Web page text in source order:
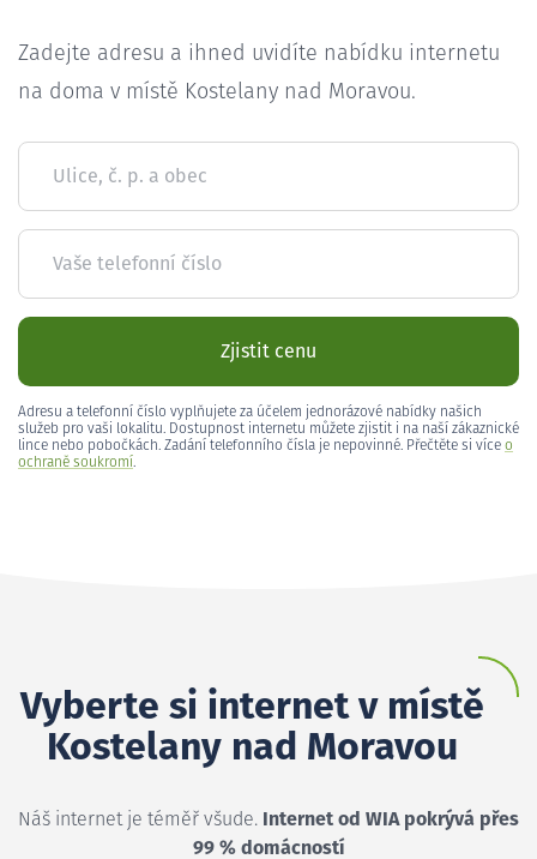
Zadejte adresu a ihned uvidíte nabídku internetu
na doma v místě Kostelany nad Moravou.
Ulice, č. p. a obec
Vaše telefonní číslo
Zjistit cenu
Adresu a telefonní číslo vyplňujete za účelem jednorázové nabídky našich
služeb pro vaši lokalitu. Dostupnost internetu můžete zjistit i na naší zákaznické
lince nebo pobočkách. Zadání telefonního čísla je nepovinné. Přečtěte si více o
ochraně soukromí.
Vyberte si internet v místě
Kostelany nad Moravou
Náš internet je téměř všude. Internet od WIA pokrývá přes
99 % domácností